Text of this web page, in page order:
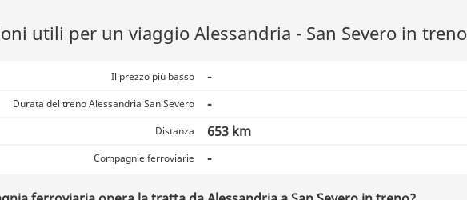
utili per un viaggio Alessandria - San Severo in treno
Il prezzo più basso -
Durata del treno Alessandria San Severo -
Distanza 653 km
Compagnie ferroviarie -